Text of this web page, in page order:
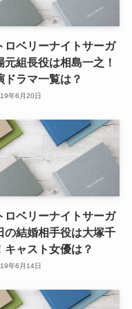
ロベリーナイトサーガ
元組長役は相島一之！
ドラマ一覧は？
年6月20日
ロベリーナイトサーガ
の結婚相手役は大塚千
キャスト女優は？
年6月14日